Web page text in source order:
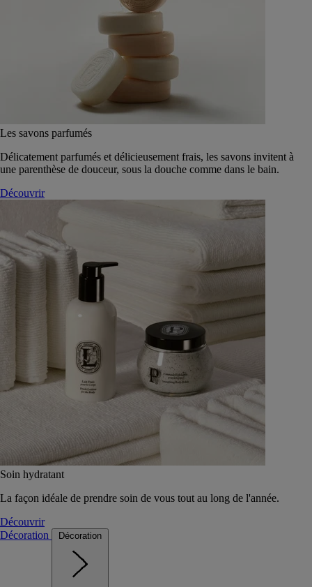
Les savons parfumés
Délicatement parfumés et délicieusement frais, les savons invitent à
une parenthèse de douceur, sous la douche comme dans le bain.
Découvrir
Soin hydratant
La façon idéale de prendre soin de vous tout au long de l'année.
Découvrir
Décoration
Décoration